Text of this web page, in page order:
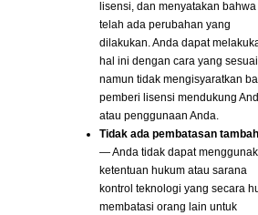
lisensi, dan menyatakan bahwa
telah ada perubahan yang
dilakukan. Anda dapat
hal ini dengan cara yang sesuai,
namun tidak mengisyaratkan
pemberi lisensi mendukung
atau penggunaan Anda.
Tidak ada pembatasan
— Anda tidak dapat
ketentuan hukum atau sarana
kontrol teknologi yang secara
membatasi orang lain untuk